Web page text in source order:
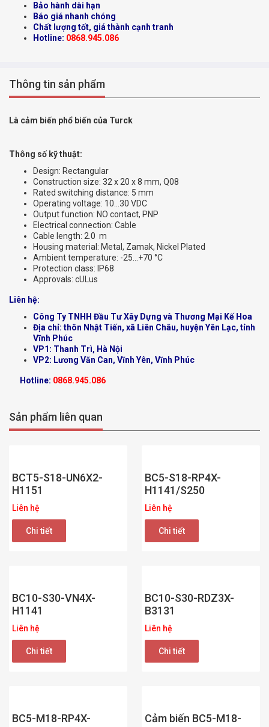
Bảo hành dài hạn
Báo giá nhanh chóng
Chất lượng tốt, giá thành cạnh tranh
Hotline: 0868.945.086
Thông tin sản phẩm
Là cảm biến phổ biến của Turck
Thông số kỹ thuật:
Design: Rectangular
Construction size: 32 x 20 x 8 mm, Q08
Rated switching distance: 5 mm
Operating voltage: 10…30 VDC
Output function: NO contact, PNP
Electrical connection: Cable
Cable length: 2.0 m
Housing material: Metal, Zamak, Nickel Plated
Ambient temperature: -25…+70 °C
Protection class: IP68
Approvals: cULus
Liên hệ:
Công Ty TNHH Đầu Tư Xây Dựng và Thương Mại Kế Hoa
Địa chỉ: thôn Nhật Tiến, xã Liên Châu, huyện Yên Lạc, tỉnh
Vĩnh Phúc
VP1: Thanh Trì, Hà Nội
VP2: Lương Văn Can, Vĩnh Yên, Vĩnh Phúc
Hotline: 0868.945.086
Sản phẩm liên quan
BCT5-S18-UN6X2-
H1151
Liên hệ
Chi tiết
BC5-S18-RP4X-
H1141/S250
Liên hệ
Chi tiết
BC10-S30-VN4X-
H1141
Liên hệ
Chi tiết
BC10-S30-RDZ3X-
B3131
Liên hệ
Chi tiết
BC5-M18-RP4X-
Cảm biến BC5-M18-